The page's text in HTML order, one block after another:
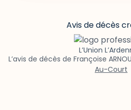
Avis de décès
L’Union
L’avis de décès de Françoise
Au-Court